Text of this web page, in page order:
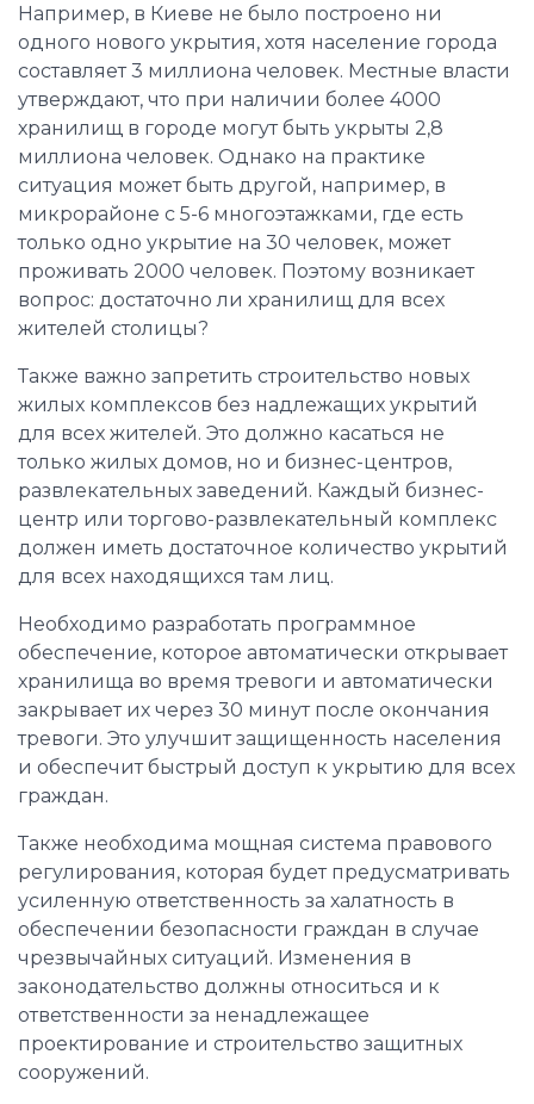
Например, в Киеве не было построено ни
одного нового укрытия, хотя население города
составляет 3 миллиона человек. Местные власти
утверждают, что при наличии более 4000
хранилищ в городе могут быть укрыты 2,8
миллиона человек. Однако на практике
ситуация может быть другой, например, в
микрорайоне с 5-6 многоэтажками, где есть
только одно укрытие на 30 человек, может
проживать 2000 человек. Поэтому возникает
вопрос: достаточно ли хранилищ для всех
жителей столицы?
Также важно запретить строительство новых
жилых комплексов без надлежащих укрытий
для всех жителей. Это должно касаться не
только жилых домов, но и бизнес-центров,
развлекательных заведений. Каждый бизнес-
центр или торгово-развлекательный комплекс
должен иметь достаточное количество укрытий
для всех находящихся там лиц.
Необходимо разработать программное
обеспечение, которое автоматически открывает
хранилища во время тревоги и автоматически
закрывает их через 30 минут после окончания
тревоги. Это улучшит защищенность населения
и обеспечит быстрый доступ к укрытию для всех
граждан.
Также необходима мощная система правового
регулирования, которая будет предусматривать
усиленную ответственность за халатность в
обеспечении безопасности граждан в случае
чрезвычайных ситуаций. Изменения в
законодательство должны относиться и к
ответственности за ненадлежащее
проектирование и строительство защитных
сооружений.